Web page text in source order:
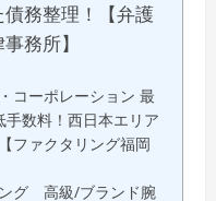
務整理！【弁護
務所】
コーポレーション 最
数料！西日本エリア
ファクタリング福岡
グ 高級/ブランド腕